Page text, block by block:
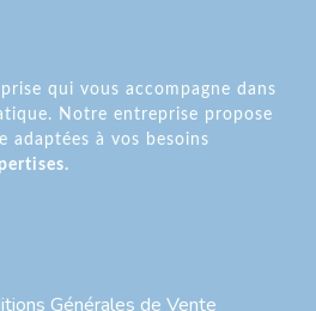
qui vous accompagne dans
Notre entreprise propose
adaptées à vos besoins
Générales de Vente